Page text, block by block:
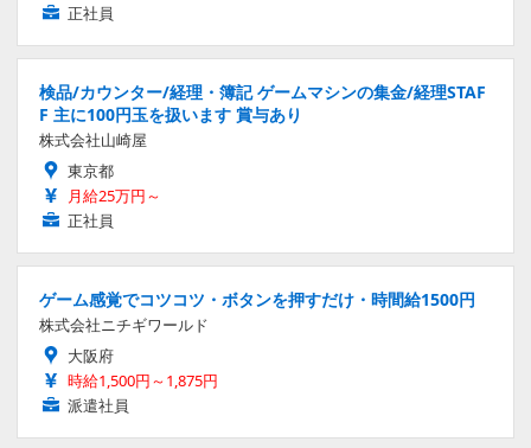
正社員
検品/カウンター/経理・簿記 ゲームマシンの集金/経理STAF
F 主に100円玉を扱います 賞与あり
株式会社山崎屋
東京都
月給25万円～
正社員
ゲーム感覚でコツコツ・ボタンを押すだけ・時間給1500円
株式会社ニチギワールド
大阪府
時給1,500円～1,875円
派遣社員